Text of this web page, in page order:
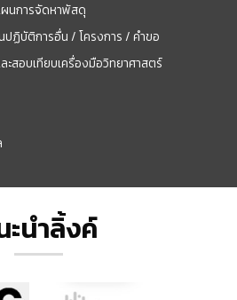
นการจัดหาพัสดุ
ปฏิบัติการอื่น / โครงการ / คำขอ
สอบเทียบเครื่องมือวิทยาศาสตร์
ะนำลิ้งค์